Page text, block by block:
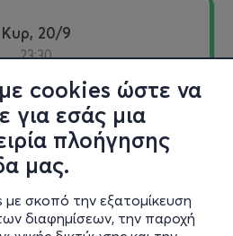
cookies ώστε να
για εσάς μια
πλοήγησης
μας.
σκοπό την εξατομίκευση
διαφημίσεων, την παροχή
Κυρ, 20/9
23:30
- Online - Online
Online
(online)